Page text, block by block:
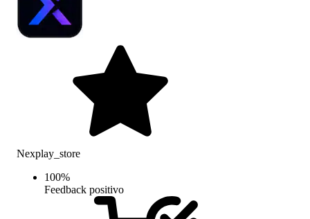
Nexplay_store
100%
Feedback positivo